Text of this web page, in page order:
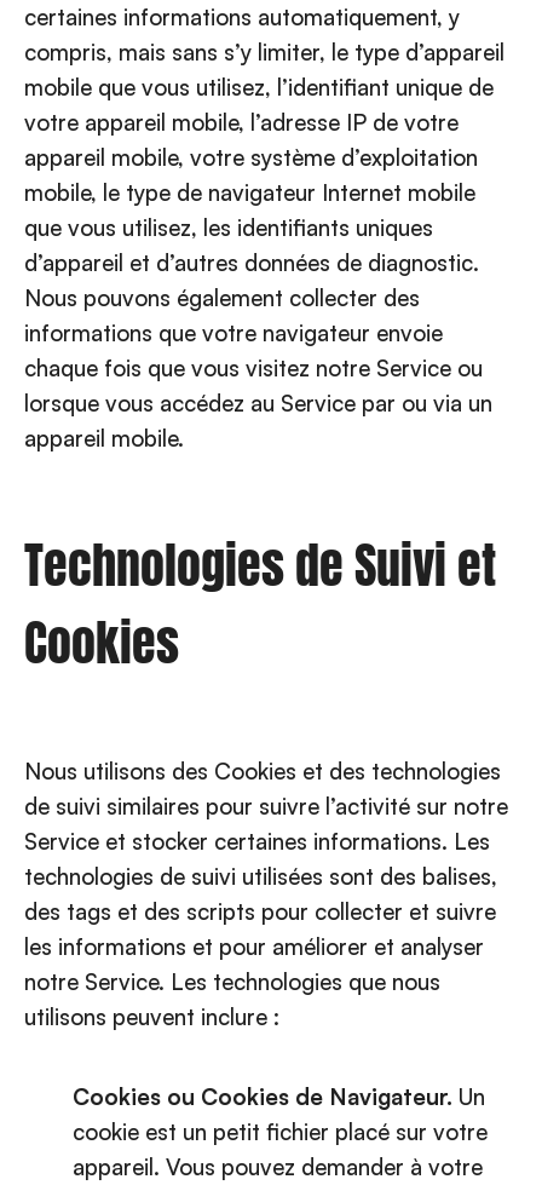
certaines informations automatiquement, y
compris, mais sans s’y limiter, le type d’appareil
mobile que vous utilisez, l’identifiant unique de
votre appareil mobile, l’adresse IP de votre
appareil mobile, votre système d’exploitation
mobile, le type de navigateur Internet mobile
que vous utilisez, les identifiants uniques
d’appareil et d’autres données de diagnostic.
Nous pouvons également collecter des
informations que votre navigateur envoie
chaque fois que vous visitez notre Service ou
lorsque vous accédez au Service par ou via un
appareil mobile.
Technologies de Suivi et
Cookies
Nous utilisons des Cookies et des technologies
de suivi similaires pour suivre l’activité sur notre
Service et stocker certaines informations. Les
technologies de suivi utilisées sont des balises,
des tags et des scripts pour collecter et suivre
les informations et pour améliorer et analyser
notre Service. Les technologies que nous
utilisons peuvent inclure :
Cookies ou Cookies de Navigateur. Un
cookie est un petit fichier placé sur votre
appareil. Vous pouvez demander à votre